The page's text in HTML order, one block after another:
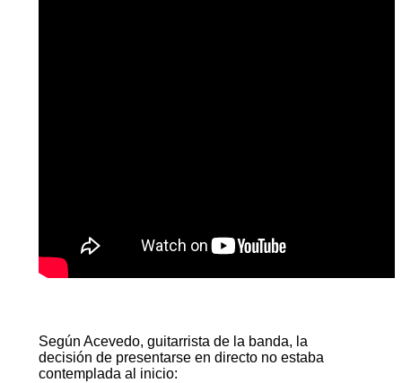
Según Acevedo, guitarrista de la banda, la
decisión de presentarse en directo no estaba
contemplada al inicio: